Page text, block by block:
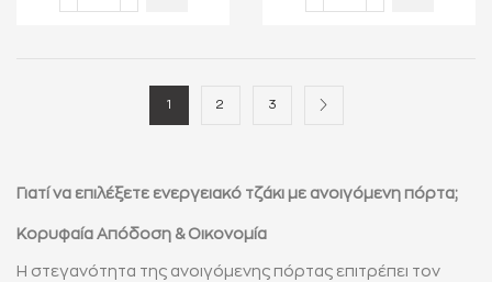
1 2 3
Γιατί να επιλέξετε ενεργειακό τζάκι με ανοιγόμενη πόρτα;
Κορυφαία Απόδοση & Οικονομία
Η στεγανότητα της ανοιγόμενης πόρτας επιτρέπει τον